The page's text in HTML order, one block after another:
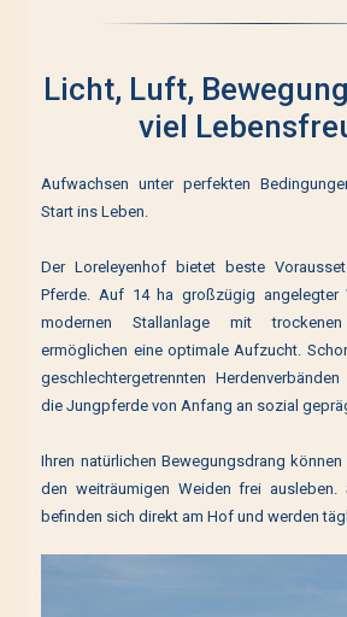
Licht, Luft,
viel
Aufwachsen unter perfekten
Start ins Leben.
Der Loreleyenhof bietet beste
Pferde. Auf 14 ha großzügig angelegter
modernen Stallanlage mit trockenen
ermöglichen eine optimale Aufzucht.
geschlechtergetrennten
die Jungpferde von Anfang an sozial
Ihren natürlichen Bewegungsdrang
den weiträumigen Weiden frei ausleben.
befinden sich direkt am Hof und werden